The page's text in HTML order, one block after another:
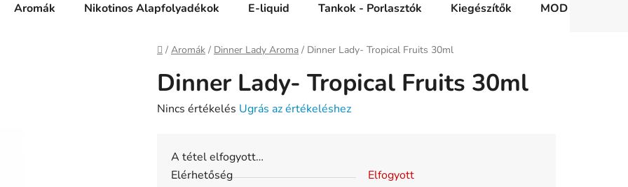
Aromák Nikotinos Alapfolyadékok E-liquid Tankok - Porlasztók Kiegészítők MOD e cigi
Kezdőlap
/ Aromák / Dinner Lady Aroma / Dinner Lady- Tropical Fruits 30ml
Dinner Lady- Tropical Fruits 30ml
A
értékelése
Nincs értékelés Ugrás az értékeléshez
A tétel elfogyott…
Elérhetőség
Elfogyott